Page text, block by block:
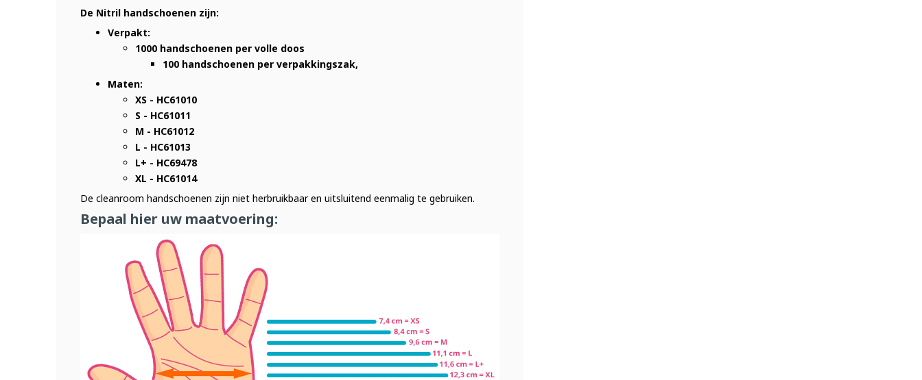
De Nitril handschoenen zijn:
Verpakt:
1000 handschoenen per volle doos
100 handschoenen per verpakkingszak,
Maten:
XS - HC61010
S - HC61011
M - HC61012
L - HC61013
L+ - HC69478
XL - HC61014
De cleanroom handschoenen zijn niet herbruikbaar en uitsluitend eenmalig te gebruiken.
Bepaal hier uw maatvoering: